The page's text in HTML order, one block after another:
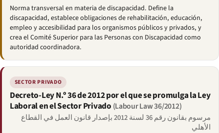
Norma transversal en materia de discapacidad. Define la
discapacidad, establece obligaciones de rehabilitación, educación,
empleo y accesibilidad para los organismos públicos y privados, y
crea el Comité Superior para las Personas con Discapacidad como
autoridad coordinadora.
SECTOR PRIVADO
Decreto-Ley N.º 36 de 2012 por el que se promulga la Ley
Laboral en el Sector Privado (Labour Law 36/2012)
مرسوم بقانون رقم 36 لسنة 2012 بإصدار قانون العمل في القطاع
الأهلي